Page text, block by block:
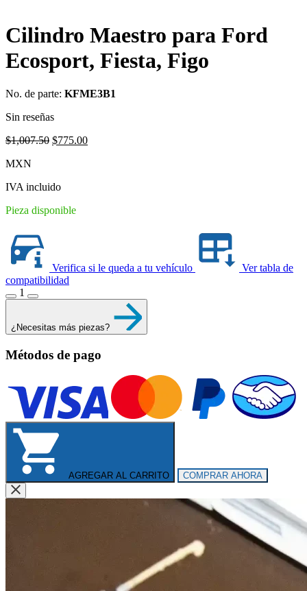
Cilindro Maestro para Ford
Ecosport, Fiesta, Figo
No. de parte: KFME3B1
Sin reseñas
$1,007.50 Original
$775.00Current
MXN
IVA incluido
Pieza disponible
Verifica si le queda a tu vehículo
Ver tabla de
compatibilidad
1
¿Necesitas más piezas?
Métodos de pago
AGREGAR AL CARRITO COMPRAR AHORA